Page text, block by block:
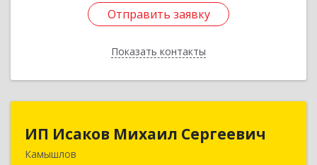
Отправить заявку
Показать контакты
Отправить заявку
Назад
ИП Исаков Михаил Сергеевич
Камышлов
624860, Свердловская обл, Камышлов г, Ленина